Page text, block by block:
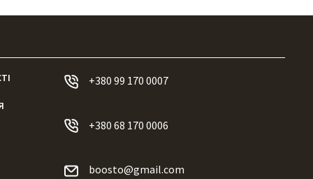
+380 99 170 0007
+380 68 170 0006
boosto@gmail.com